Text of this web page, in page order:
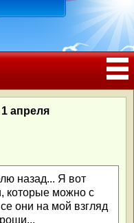
ЮБИЛЕЕМ
апреля
назад... Я вот
которые можно с
они на мой взгляд